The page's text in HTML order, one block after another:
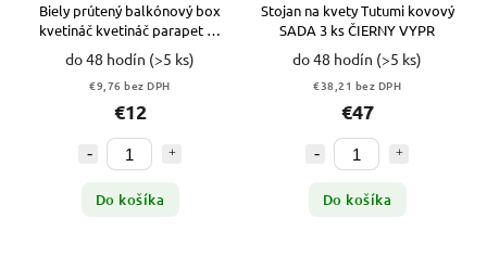
Biely prútený balkónový box
kvetináč kvetináč parapet 26
cm VYPR
do 48 hodín (>5 ks)
€9,76 bez DPH
€12
Do košíka
Stojan na kvety Tutumi kovový
SADA 3 ks ČIERNY VYPR
do 48 hodín (>5 ks)
€38,21 bez DPH
€47
Do košíka